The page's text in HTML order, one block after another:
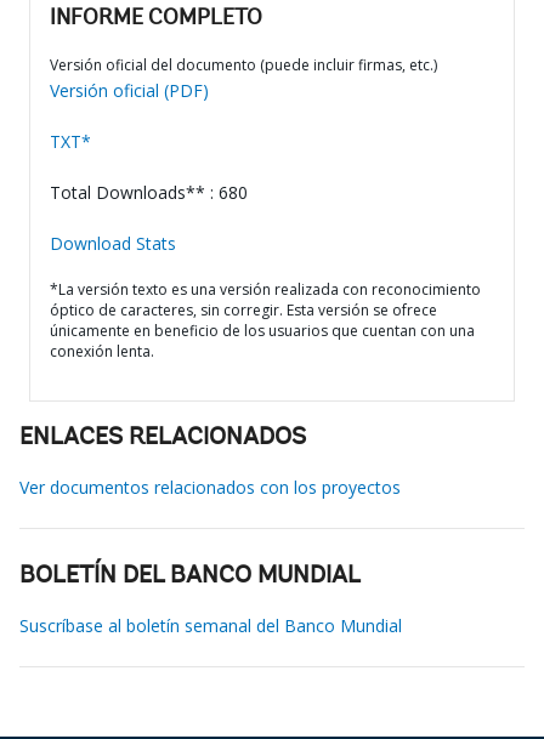
INFORME COMPLETO
Versión oficial del documento (puede incluir firmas, etc.)
Versión oficial (PDF)
TXT*
Total Downloads** : 680
Download Stats
*La versión texto es una versión realizada con reconocimiento
óptico de caracteres, sin corregir. Esta versión se ofrece
únicamente en beneficio de los usuarios que cuentan con una
conexión lenta.
ENLACES RELACIONADOS
Ver documentos relacionados con los proyectos
BOLETÍN DEL BANCO MUNDIAL
Suscríbase al boletín semanal del Banco Mundial